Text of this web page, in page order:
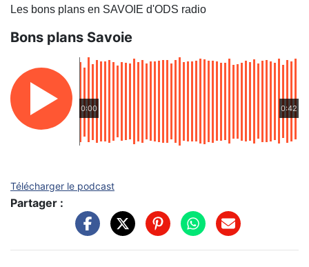
Les bons plans en SAVOIE d'ODS radio
Bons plans Savoie
0:00 0:42
Télécharger le podcast
Partager :